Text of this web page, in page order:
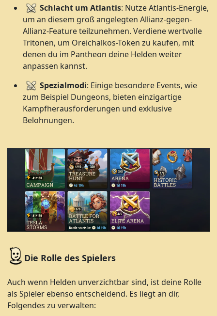
Schlacht um Atlantis: Nutze Atlantis-Energie,
um an diesem groß angelegten Allianz-gegen-
Allianz-Feature teilzunehmen. Verdiene wertvolle
Tritonen, um Oreichalkos-Token zu kaufen, mit
denen du im Pantheon deine Helden weiter
anpassen kannst.
Spezialmodi: Einige besondere Events, wie
zum Beispiel Dungeons, bieten einzigartige
Kampfherausforderungen und exklusive
Belohnungen.
Die Rolle des Spielers
Auch wenn Helden unverzichtbar sind, ist deine Rolle
als Spieler ebenso entscheidend. Es liegt an dir,
Folgendes zu verwalten: